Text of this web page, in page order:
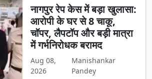
नागपुर रेप केस में बड़ा खुलासा:
आरोपी के घर से 8 चाकू,
चॉपर, लैपटॉप और बड़ी मात्रा
में गर्भनिरोधक बरामद
Aug 08,
2026
Manishankar
Pandey